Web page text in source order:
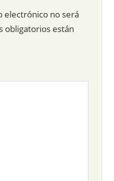
electrónico no será
obligatorios están